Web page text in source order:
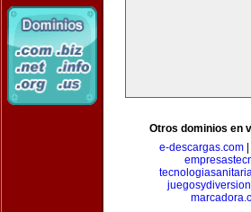
Otros dominios en
e-descargas.com|